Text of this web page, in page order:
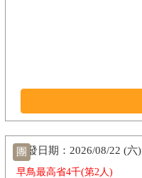
團
早鳥最高省4千(第2人)
2026/08/22 (六)